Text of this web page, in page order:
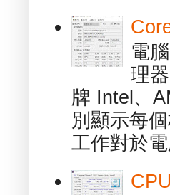
電
理
牌 Intel、
別顯示每
工作對於